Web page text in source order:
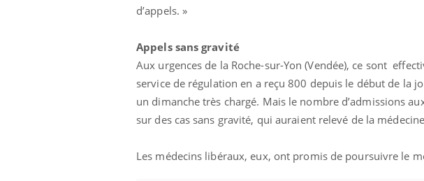
d’appels. »
Appels sans gravité
Aux urgences de la Roche-sur-Yon (Vendée), ce sont
service de régulation en a reçu 800 depuis le début de la
un dimanche très chargé. Mais le nombre d’admissions
sur des cas sans gravité, qui auraient relevé de la
Les médecins libéraux, eux, ont promis de poursuivre le